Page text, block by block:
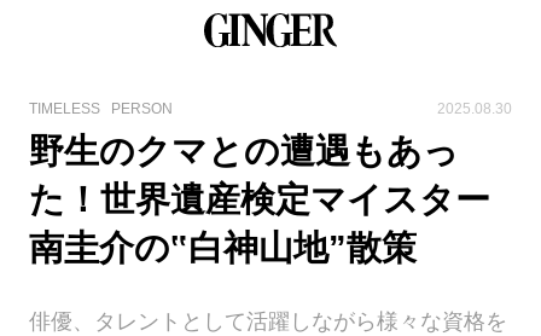
TIMELESS PERSON 2025.08.30
野生のクマとの遭遇もあっ
た！世界遺産検定マイスター
南圭介の‟白神山地”散策
俳優、タレントとして活躍しながら様々な資格を